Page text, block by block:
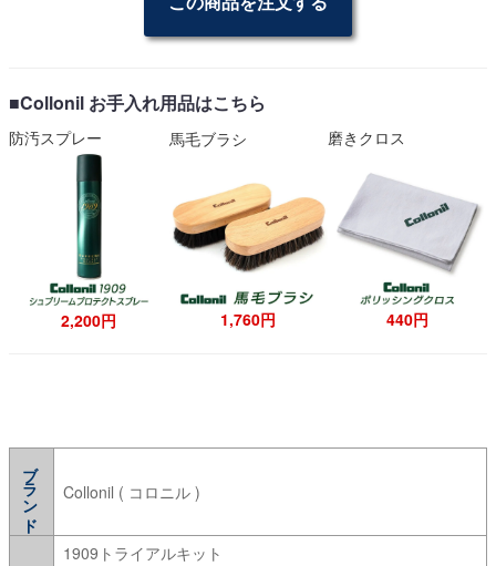
■Collonil お手入れ用品はこちら
防汚スプレー
2,200円
馬毛ブラシ
1,760円
磨きクロス
440円
ブランド Collonil ( コロニル )
1909トライアルキット